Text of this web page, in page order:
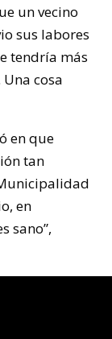
un vecino
sus labores
tendría más
cosa
en que
tan
en
sano”,